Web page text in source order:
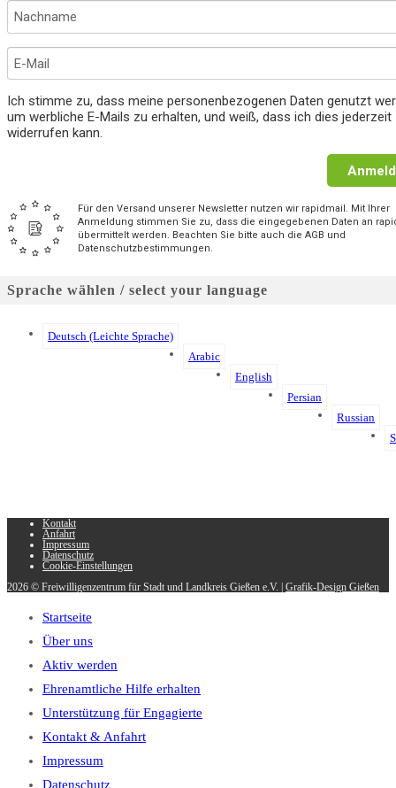
Ich stimme zu, dass meine personenbezogenen Daten genutzt
um werbliche E-Mails zu erhalten, und weiß, dass ich dies jederzeit
widerrufen kann.
Für den Versand unserer Newsletter nutzen wir rapidmail. Mit Ihrer
Anmeldung stimmen Sie zu, dass die eingegebenen Daten an
übermittelt werden. Beachten Sie bitte auch die AGB und
Datenschutzbestimmungen.
Sprache wählen / select your language
Deutsch (Leichte Sprache)
Arabic
English
Persian
Russian
Kontakt
Anfahrt
Impressum
Datenschutz
Cookie-Einstellungen
2026 © Freiwilligenzentrum für Stadt und Landkreis Gießen e.V. | Grafik-Design Gießen
Startseite
Über uns
Aktiv werden
Ehrenamtliche Hilfe erhalten
Unterstützung für Engagierte
Kontakt & Anfahrt
Impressum
Datenschutz